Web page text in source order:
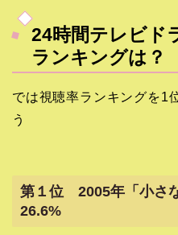
24時間テレビド
ランキングは？
では視聴率ランキングを1
う
第１位 2005年「小さ
26.6%